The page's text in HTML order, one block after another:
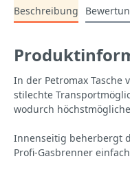
Beschreibung
In der Petromax Tasche
stilechte
wodurch
Innenseitig beherbergt
Profi-Gasbrenner